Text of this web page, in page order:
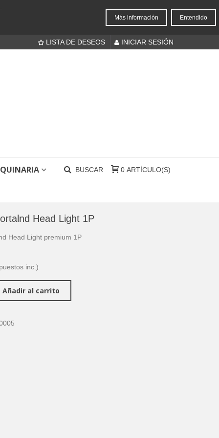
Más información Entendido
LISTA DE DESEOS INICIAR SESIÓN
BUSCAR 0 ARTÍCULO(S)
Head Light 1P
Head Light premium 1P
inc.)
Añadir al carrito